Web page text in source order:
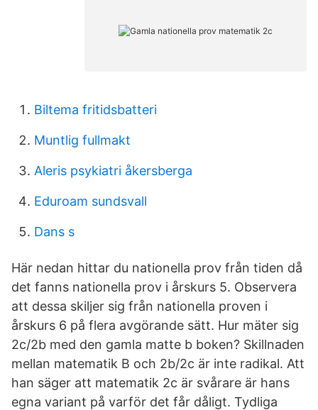
Biltema fritidsbatteri
Muntlig fullmakt
Aleris psykiatri åkersberga
Eduroam sundsvall
Dans s
Här nedan hittar du nationella prov från tiden då
det fanns nationella prov i årskurs 5. Observera
att dessa skiljer sig från nationella proven i
årskurs 6 på flera avgörande sätt. Hur mäter sig
2c/2b med den gamla matte b boken? Skillnaden
mellan matematik B och 2b/2c är inte radikal. Att
han säger att matematik 2c är svårare är hans
egna variant på varför det får dåligt. Tydliga